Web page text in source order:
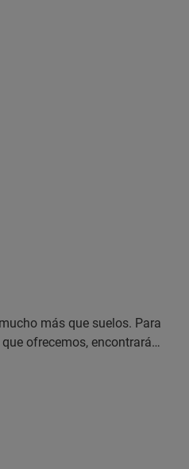
más que suelos. Para
ofrecemos, encontrará
de accesorios, como